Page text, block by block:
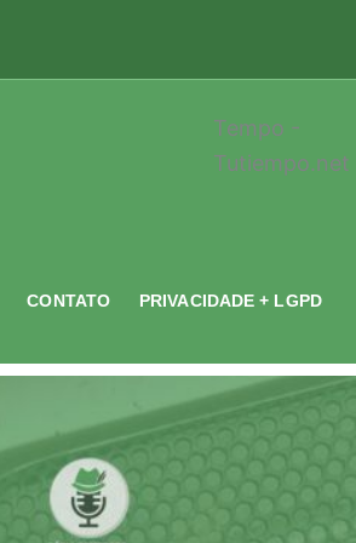
Tempo -
Tutiempo.net
CONTATO PRIVACIDADE + LGPD